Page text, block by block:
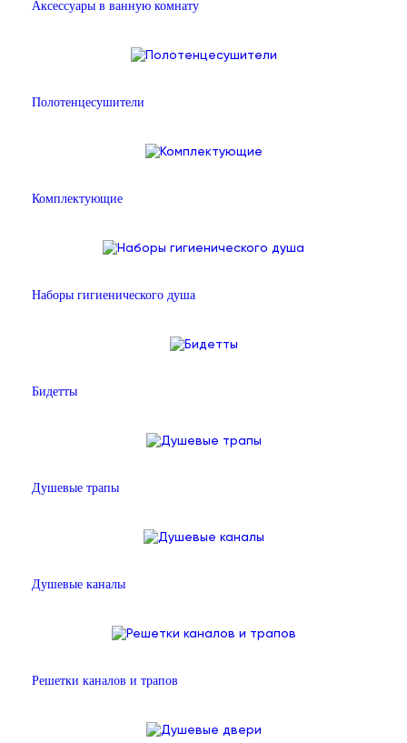
Аксессуары в ванную комнату
Полотенцесушители
Комплектующие
Наборы гигиенического душа
Бидетты
Душевые трапы
Душевые каналы
Решетки каналов и трапов